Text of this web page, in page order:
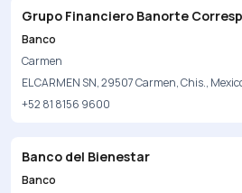
Grupo Financiero Banorte
Banco
Carmen
EL CARMEN SN, 29507 Carmen, Chis.,
+52 81 8156 9600
Banco del Bienestar
Banco